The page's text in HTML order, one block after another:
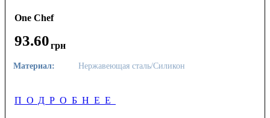
One Chef
93.60грн
Материал: Нержавеющая сталь/Силикон
ПОДРОБНЕЕ